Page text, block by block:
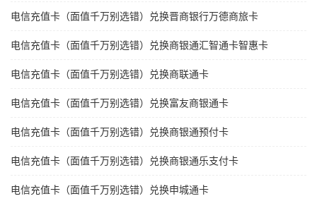
电信充值卡（面值千万别选错）兑换晋商银行万德商旅卡
电信充值卡（面值千万别选错）兑换商银通汇智通卡智惠卡
电信充值卡（面值千万别选错）兑换商联通卡
电信充值卡（面值千万别选错）兑换富友商银通卡
电信充值卡（面值千万别选错）兑换商银通预付卡
电信充值卡（面值千万别选错）兑换商银通乐支付卡
电信充值卡（面值千万别选错）兑换申城通卡